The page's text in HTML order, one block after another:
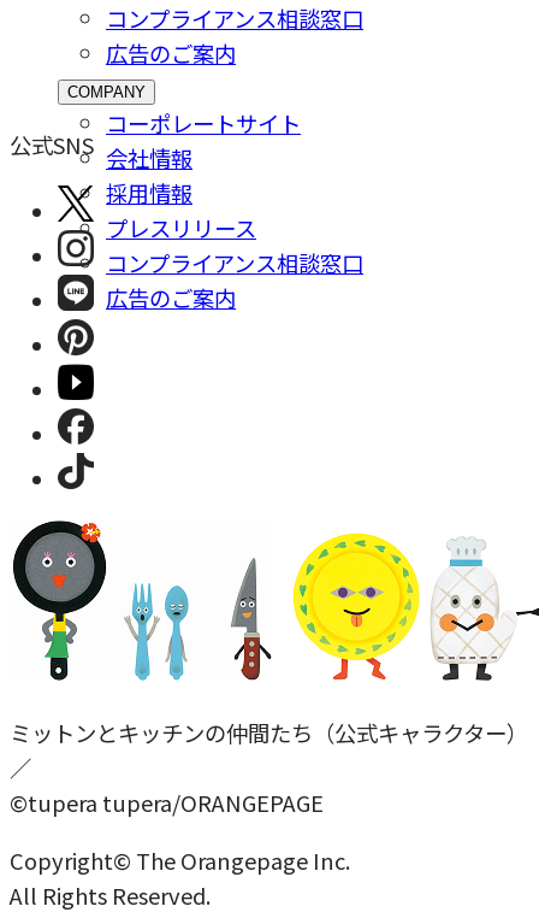
コンプライアンス相談窓⼝
広告のご案内
COMPANY
コーポレートサイト
会社情報
採⽤情報
プレスリリース
コンプライアンス相談窓⼝
広告のご案内
公式SNS
ミットンとキッチンの仲間たち（公式キャラクター）
／
©tupera tupera/ORANGEPAGE
Copyright© The Orangepage Inc.
All Rights Reserved.